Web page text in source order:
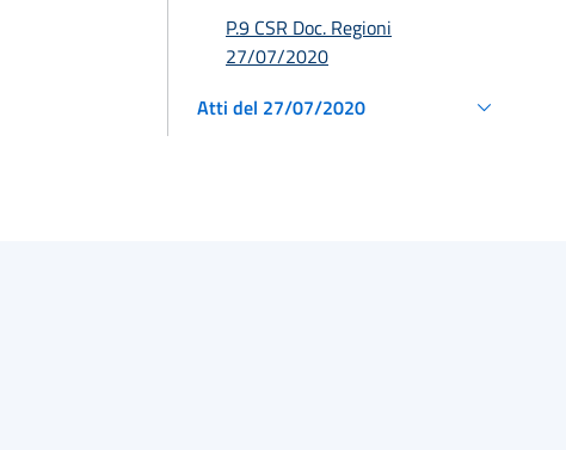
P.9 CSR Doc. Regioni
27/07/2020
Atti del 27/07/2020